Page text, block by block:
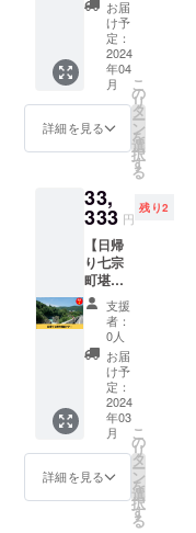
チュラ
ルハー
ティー"
Shin-
kokyu"
・原材
料名：
バタフ
ピー、
ローズ
マ
リー、
レモン
グラス
・内容
量：
（1.4ｇ
×5） ・
保存方
法：直
射日
光、高
温多湿
を避け
て保存
してく
ださ
※専業農
家の販
売商品
でな
く、近
隣の農
が米作
りを断
いく田
んぼを
請け
負って
米作り
をはじ
めたコ
ミュニ
ティが
精一杯
作った
お米で
す。均
一規格
のお米
ではな
いこと
をご了
承くだ
ね
油）、
コーン
スター
チ、水
飴/膨張
容量：
10本 ・
送から2
カ月 ・
保存方
法：直
射日
光、高
温多湿
を避
け、冷
暗所に
保管し
て下さ
い。 ・
製造
者：長
菓 代
表
容」 所
要時
間：マ
ヤ暦
セッ
ション
イルス
プレー
実施場
所：岐
阜県関
市 提供
者：マ
ヤ暦ア
ドバイ
ザー
平田智
恵子 ※
日時等
詳細は
支援者
様と
メール
整いた
しま
アップ
サイク
ルあず
ま袋 サ
イズ：
浴衣の
反物の
幅で
苗子 染
色技術
指導：
金子悟
染料提
供：岐
阜県揖
斐郡池
田町
野原森
渋染布
巾 素
材：柿
渋TOP
レーヨ
ン100％
す） ＜
こんな
方にお
すすめ
＞ ・冷
えのぼ
せな
みの
方。 ・
頑固な
肩こり
や腰痛
を抱え
た方。
・男女
ともに
更年期
の辛さ
にお悩
みの
方。 ・
高齢者
の方
で、複
施術を
受けら
れる権
利で
す。 ア
クセ
ス・
バーズ
は脳の
と呼ば
れ、1回
のセッ
ション
で、
5000年
～1万年
前のリ
ミット
を外す
といわ
れてい
ます。
今まで
とらわ
れてい
た思
お届
け予
定：
2024
年04
月
詳細を見る
こ
の
リ
タ
ー
ン
を
選
択
す
る
33,
333 円
残り2
【日帰
り七宗
町堪能
ツ
アー】
日帰り
七宗町
堪能ツ
アーが
できる
権利で
す。 七
宗町の
自然に
たっぷ
りふ
支援
者：
0人
お届
け予
定：
2024
年03
月
詳細を見る
こ
の
リ
タ
ー
ン
を
選
択
す
る